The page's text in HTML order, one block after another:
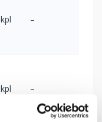
kpl –
kpl –